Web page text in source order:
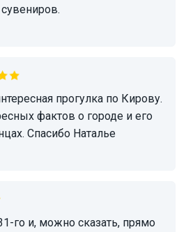
фактов о городе и его
Спасибо Наталье